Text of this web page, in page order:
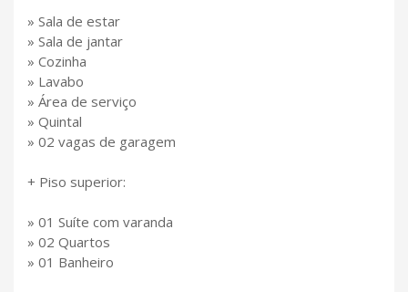
» Sala de estar
» Sala de jantar
» Cozinha
» Lavabo
» Área de serviço
» Quintal
» 02 vagas de garagem
+ Piso superior:
» 01 Suíte com varanda
» 02 Quartos
» 01 Banheiro